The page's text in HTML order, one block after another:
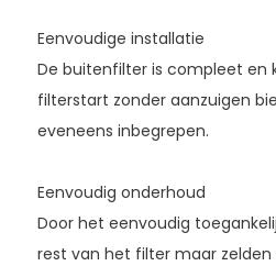
Eenvoudige installatie
De buitenfilter is compleet en
filterstart zonder aanzuigen
eveneens inbegrepen.
Eenvoudig onderhoud
Door het eenvoudig
rest van het filter maar